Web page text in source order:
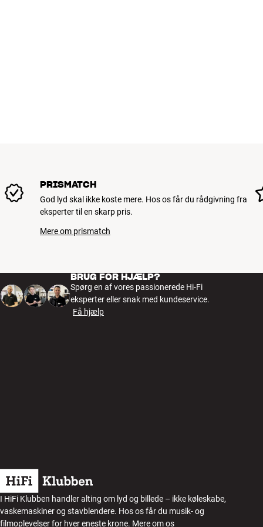
PRISMATCH
God lyd skal ikke koste mere. Hos os får du rådgivning fra
eksperter til en skarp pris.
Mere om prismatch
BRUG FOR HJÆLP?
Spørg en af vores passionerede Hi-Fi
eksperter eller snak med kundeservice.
Få hjælp
I HiFi Klubben handler alting om lyd og billede – ikke køleskabe,
vaskemaskiner og stavblendere. Hos os får du musik- og
filmoplevelser for hver eneste krone. Mere om os